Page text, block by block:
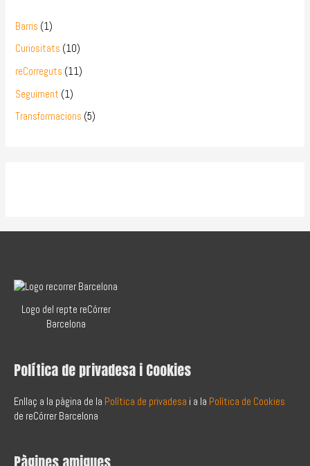
Barris (1)
Curiositats (10)
reCorreguts (11)
Seguiment (1)
Transformacions (5)
Logo del repte reCórrer
Barcelona
Política de privadesa i Cookies
Enllaç a la pàgina de la Política de privadesa i a la Política de Cookies
de reCórrer Barcelona